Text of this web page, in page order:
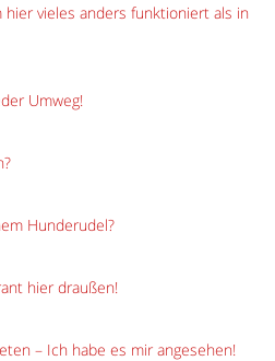
hier vieles anders funktioniert als in
Umweg!
Hunderudel?
hier draußen!
– Ich habe es mir angesehen!